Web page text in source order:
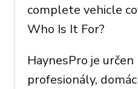
complete vehicle
Who Is It For?
HaynesPro je
profesionály,